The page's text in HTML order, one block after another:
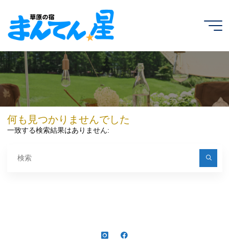
へ
ス
キ
ッ
プ
何も見つかりませんでした
一致する検索結果はありません: